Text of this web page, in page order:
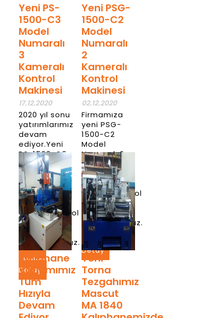
Yeni PS-
1500-C3
Model
Numaralı
3
Kameralı
Kontrol
Makinesi
17.12.2020
2020 yıl sonu
yatırımlarımız
devam
ediyor.Yeni
PS-1500-C3
Model
Numaralı 3
Kameralı
%100 optik
hata
seçme/kontrol
makinesini
almış
bulunmaktayız.
Haber
Detay
Yeni PSG-
1500-C2
Model
Numaralı
2
Kameralı
Kontrol
Makinesi
02.12.2020
Firmamıza
yeni PSG-
1500-C2
Model
Numaralı 2
Kameralı
%100 optik
hata
seçme/kontrol
makinesini
almış
bulunmaktayız.
Haber
Detay
Kalıphane
Yatırımımız
Tüm
Hızıyla
Devam
Yeni
Torna
Tezgahımız
Mascut
MA 1840